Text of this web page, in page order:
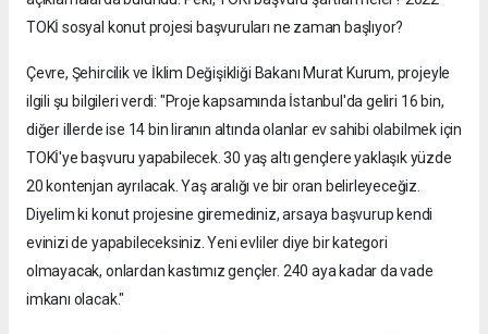
TOKİ sosyal konut projesi başvuruları ne zaman başlıyor?
Çevre, Şehircilik ve İklim Değişikliği Bakanı Murat Kurum, projeyle
ilgili şu bilgileri verdi: "Proje kapsamında İstanbul'da geliri 16 bin,
diğer illerde ise 14 bin liranın altında olanlar ev sahibi olabilmek için
TOKİ'ye başvuru yapabilecek. 30 yaş altı gençlere yaklaşık yüzde
20 kontenjan ayrılacak. Yaş aralığı ve bir oran belirleyeceğiz.
Diyelim ki konut projesine giremediniz, arsaya başvurup kendi
evinizi de yapabileceksiniz. Yeni evliler diye bir kategori
olmayacak, onlardan kastımız gençler. 240 aya kadar da vade
imkanı olacak."